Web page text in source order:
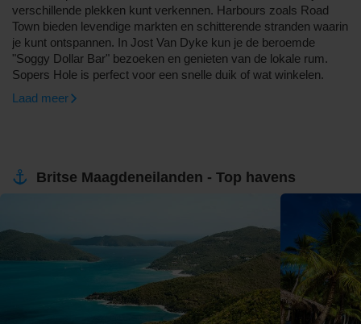
verschillende plekken kunt verkennen. Harbours zoals Road
Town bieden levendige markten en schitterende stranden waarin
je kunt ontspannen. In Jost Van Dyke kun je de beroemde
"Soggy Dollar Bar" bezoeken en genieten van de lokale rum.
Sopers Hole is perfect voor een snelle duik of wat winkelen.
Laad meer
Britse Maagdeneilanden - Top havens